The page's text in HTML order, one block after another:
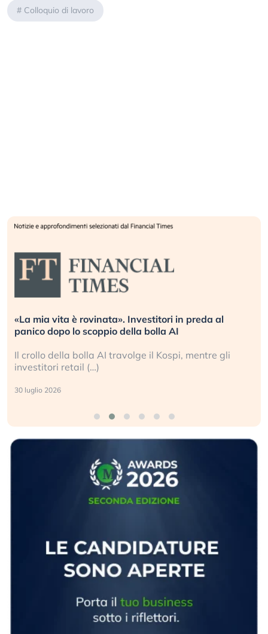
# Colloquio di lavoro
Quando la finanza pesa più dell’economia reale.
L’America sta ripetendo gli errori del 2008?
La ricchezza mondiale cresce, ma è sempre più
sganciata dall’economia reale. (…)
24 luglio 2026